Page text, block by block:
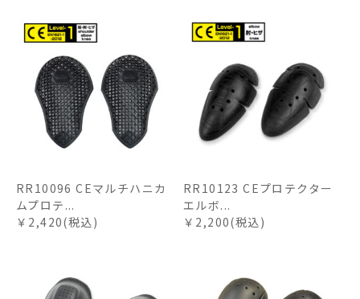
RR10096 CEマルチハニカ
ムプロテ...
￥2,420(税込)
RR10123 CEプロテクター
エルボ...
￥2,200(税込)